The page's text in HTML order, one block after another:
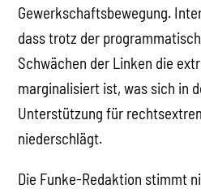
Gewerkschaftsbewegung.
dass trotz der
Schwächen der Linken die
marginalisiert ist, was sich in
Unterstützung für
niederschlägt.
Die Funke-Redaktion stimmt